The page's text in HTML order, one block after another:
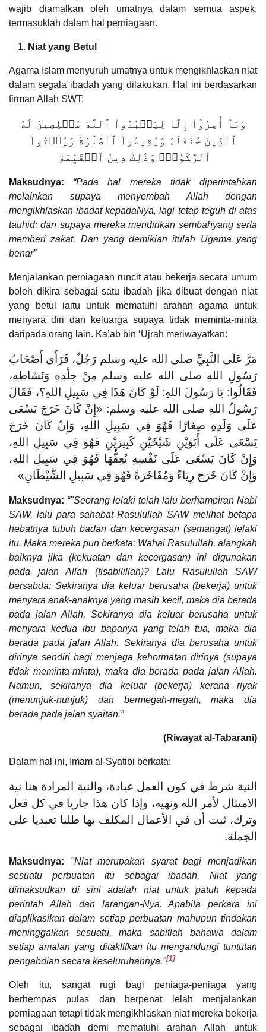
wajib diamalkan oleh umatnya dalam semua aspek,
termasuklah dalam hal perniagaan.
Niat yang Betul
Agama Islam menyuruh umatnya untuk mengikhlaskan niat
dalam segala ibadah yang dilakukan. Hal ini berdasarkan
firman Allah SWT:
وَمَآ أُمِرُوٓاْ إِلَّا لِيَعۡبُدُواْ ٱللَّهَ مُخۡلِصِينَ لَهُ
ٱلدِّينَ حُنَفَآءَ وَيُقِيمُواْ ٱلصَّلَوٰةَ وَيُؤۡتُواْ
ٱلزَّكَوٰةَۚ وَذَٰلِكَ دِينُ ٱلۡقَيِّمَةِ
Maksudnya:
“Pada hal mereka tidak diperintahkan
melainkan supaya menyembah Allah dengan
mengikhlaskan ibadat kepadaNya, lagi tetap teguh di atas
tauhid; dan supaya mereka mendirikan sembahyang serta
memberi zakat. Dan yang demikian itulah Ugama yang
benar”
Menjalankan perniagaan runcit atau bekerja secara umum
boleh dikira sebagai satu ibadah jika dibuat dengan niat
yang betul iaitu untuk mematuhi arahan agama untuk
menyara diri dan keluarga supaya tidak meminta-minta
daripada orang lain. Ka’ab bin ‘Ujrah meriwayatkan:
مَرَّ عَلَى النَّبِيِّ صلى الله عليه وسلم رَجُلٌ، فَرَأَى أَصْحَابُ
رَسُولِ اللهِ صلى الله عليه وسلم مِنْ جِلْدِهِ وَنَشَاطِهِ،
فَقَالُوا: يَا رَسُولَ اللهِ: لَوْ كَانَ هَذَا فِي سَبِيلِ اللهِ؟، فَقَالَ
رَسُولُ اللهِ صلى الله عليه وسلم: «‌إِنْ ‌كَانَ ‌خَرَجَ ‌يَسْعَى
‌عَلَى ‌وَلَدِهِ ‌صِغَارًا فَهُوَ فِي سَبِيلِ اللهِ، وَإِنْ كَانَ خَرَجَ
يَسْعَى عَلَى أَبَوَيْنِ شَيْخَيْنِ كَبِيرَيْنِ فَهُوَ فِي سَبِيلِ اللهِ،
وَإِنْ كَانَ يَسْعَى عَلَى نَفْسِهِ يُعِفُّهَا فَهُوَ فِي سَبِيلِ اللهِ،
وَإِنْ كَانَ خَرَجَ رِيَاءً وَمُفَاخَرَةً فَهُوَ فِي سَبِيلِ الشَّيْطَانِ»
Maksudnya: “"Seorang lelaki telah lalu berhampiran Nabi
SAW, lalu para sahabat Rasulullah SAW melihat betapa
hebatnya tubuh badan dan kecergasan (semangat) lelaki
itu. Maka mereka pun berkata: Wahai Rasulullah, alangkah
baiknya jika (kekuatan dan kecergasan) ini digunakan
pada jalan Allah (fisabilillah)? Lalu Rasulullah SAW
bersabda: Sekiranya dia keluar berusaha (bekerja) untuk
menyara anak-anaknya yang masih kecil, maka dia berada
pada jalan Allah. Sekiranya dia keluar berusaha untuk
menyara kedua ibu bapanya yang telah tua, maka dia
berada pada jalan Allah. Sekiranya dia berusaha untuk
dirinya sendiri bagi menjaga kehormatan dirinya (supaya
tidak meminta-minta), maka dia berada pada jalan Allah.
Namun, sekiranya dia keluar (bekerja) kerana riyak
(menunjuk-nunjuk) dan bermegah-megah, maka dia
berada pada jalan syaitan.”
(Riwayat al-Tabarani)
Dalam hal ini, Imam al-Syatibi berkata:
‌النية ‌شرط ‌في ‌كون ‌العمل ‌عبادة، والنية المرادة هنا نية
الامتثال لأمر الله ونهيه، وإذا كان هذا جاريا في كل فعل
وترك، ثبت أن في الأعمال المكلف بها طلبا تعبديا على
الجملة.
Maksudnya: "Niat merupakan syarat bagi menjadikan
sesuatu perbuatan itu sebagai ibadah. Niat yang
dimaksudkan di sini adalah niat untuk patuh kepada
perintah Allah dan larangan-Nya. Apabila perkara ini
diaplikasikan dalam setiap perbuatan mahupun tindakan
meninggalkan sesuatu, maka sabitlah bahawa dalam
setiap amalan yang ditaklifkan itu mengandungi tuntutan
pengabdian secara keseluruhannya."[1]
Oleh itu, sangat rugi bagi peniaga-peniaga yang
berhempas pulas dan berpenat lelah menjalankan
perniagaan tetapi tidak mengikhlaskan niat mereka bekerja
sebagai ibadah demi mematuhi arahan Allah untuk